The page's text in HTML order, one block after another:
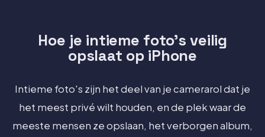
Hoe je intieme foto's veilig
opslaat op iPhone
Intieme foto's zijn het deel van je camerarol dat je
het meest privé wilt houden, en de plek waar de
meeste mensen ze opslaan, het verborgen album,